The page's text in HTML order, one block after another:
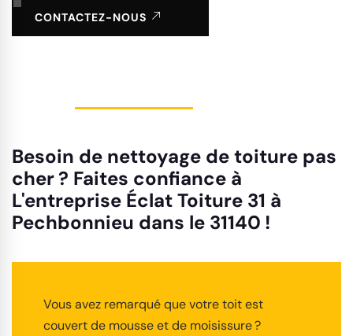
CONTACTEZ-NOUS
Besoin de nettoyage de toiture pas
cher ? Faites confiance à
L'entreprise Éclat Toiture 31 à
Pechbonnieu dans le 31140 !
Vous avez remarqué que votre toit est
couvert de mousse et de moisissure ?